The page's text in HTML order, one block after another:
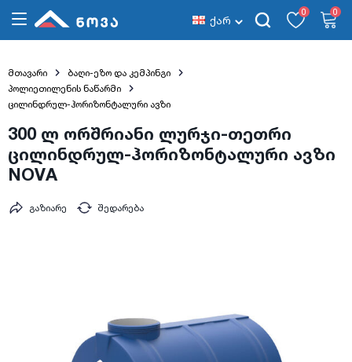
ქარ
0 0
მთავარი
ბაღი-ეზო და კემპინგი
პოლიეთილენის ნაწარმი
ცილინდრულ-ჰორიზონტალური ავზი
300 ლ ორშრიანი ლურჯი-თეთრი
ცილინდრულ-ჰორიზონტალური ავზი
NOVA
შედარება
გაზიარე